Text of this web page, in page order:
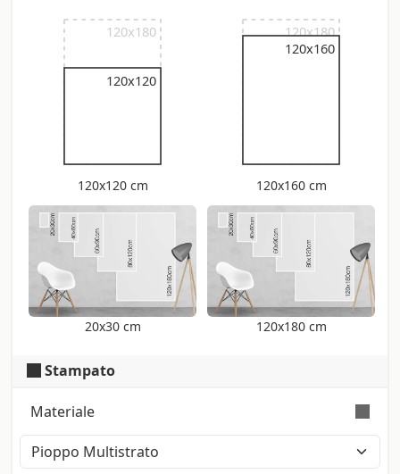
120x180
120x120
120x120 cm
120x180
120x160
120x160 cm
20x30 cm 120x180 cm
Stampato
Materiale
Naturalmente bello. La stampa diretta su